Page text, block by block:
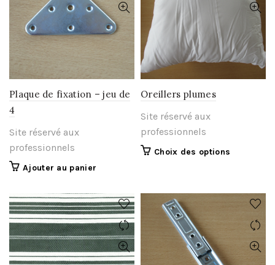
peuvent
être
choisies
sur
la
page
produit
options
peuvent
être
choisies
sur
Plaque de fixation – jeu de
4
Site réservé aux
professionnels
Ajouter au panier
Oreillers plumes
Site réservé aux
professionnels
Choix des options
plusieurs
variations.
options
peuvent
être